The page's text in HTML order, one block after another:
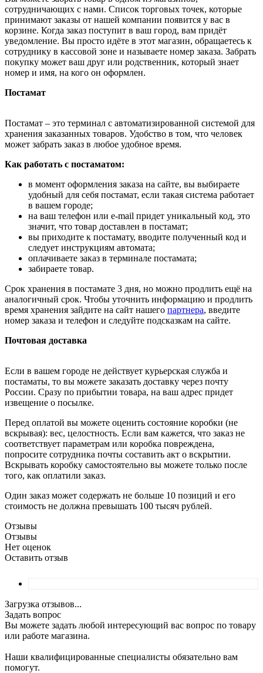
сотрудничающих с нами. Список торговых точек, которые
принимают заказы от нашей компании появится у вас в
корзине. Когда заказ поступит в ваш город, вам придёт
уведомление. Вы просто идёте в этот магазин, обращаетесь к
сотруднику в кассовой зоне и называете номер заказа. Забрать
покупку может ваш друг или родственник, который знает
номер и имя, на кого он оформлен.
Постамат
Постамат – это терминал с автоматизированной системой для
хранения заказанных товаров. Удобство в том, что человек
может забрать заказ в любое удобное время.
Как работать с постаматом:
в момент оформления заказа на сайте, вы выбираете
удобный для себя постамат, если такая система работает
в вашем городе;
на ваш телефон или e-mail придет уникальный код, это
значит, что товар доставлен в постамат;
вы приходите к постамату, вводите полученный код и
следует инструкциям автомата;
оплачиваете заказ в терминале постамата;
забираете товар.
Срок хранения в постамате 3 дня, но можно продлить ещё на
аналогичный срок. Чтобы уточнить информацию и продлить
время хранения зайдите на сайт нашего партнера, введите
номер заказа и телефон и следуйте подсказкам на сайте.
Почтовая доставка
Если в вашем городе не действует курьерская служба и
постаматы, то вы можете заказать доставку через почту
России. Сразу по прибытии товара, на ваш адрес придет
извещение о посылке.
Перед оплатой вы можете оценить состояние коробки (не
вскрывая): вес, целостность. Если вам кажется, что заказ не
соответствует параметрам или коробка повреждена,
попросите сотрудника почты составить акт о вскрытии.
Вскрывать коробку самостоятельно вы можете только после
того, как оплатили заказ.
Один заказ может содержать не больше 10 позиций и его
стоимость не должна превышать 100 тысяч рублей.
Отзывы
Отзывы
Нет оценок
Оставить отзыв
Загрузка отзывов...
Задать вопрос
Вы можете задать любой интересующий вас вопрос по товару
или работе магазина.
Наши квалифицированные специалисты обязательно вам
помогут.